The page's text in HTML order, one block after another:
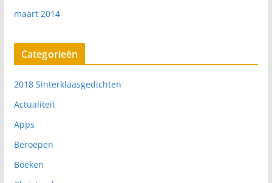
maart 2014
Categorieën
2018 Sinterklaasgedichten
Actualiteit
Apps
Beroepen
Boeken